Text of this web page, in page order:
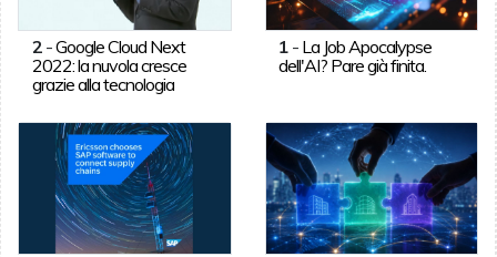
2-Google Cloud Next
2022: la nuvola cresce
grazie alla tecnologia
1 - La Job Apocalypse
dell'AI? Pare già finita.